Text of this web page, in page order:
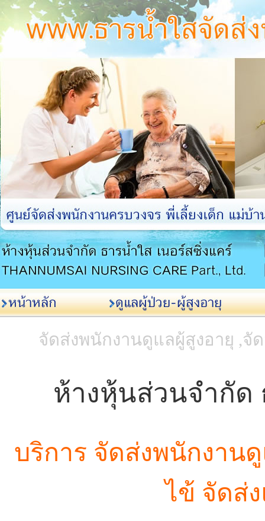
จัดส่งพนักงานดูแลผู้สูงอายุ ,จั
ห้างหุ้นส่วนจำกัด
บริการ จัดส่งพนักงาน
ไข้ จัดส่